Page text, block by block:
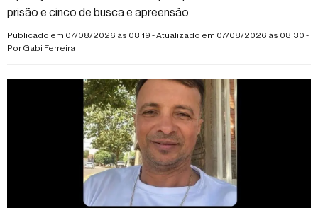
prisão e cinco de busca e apreensão
Publicado em 07/08/2026 às 08:19 - Atualizado em 07/08/2026 às 08:30 -
PorGabi Ferreira